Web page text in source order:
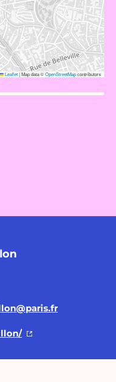
Leaflet|Map data ©OpenStreetMapcontributors